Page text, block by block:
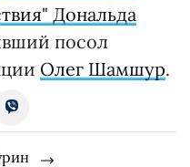
Дональда
посол
Олег Шамшур.